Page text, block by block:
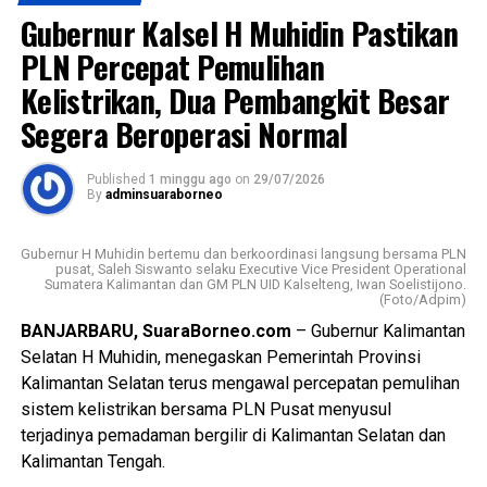
dipilah dengan baik memiliki nilai ekonomi, sehingga dapat
memberi manfaat sekaligus mendukung terciptanya
lingkungan yang lebih bersih, sehat, dan berkelanjutan.
Dalam sambutannya, Gubernur H. Muhidin mengapresiasi
kolaborasi berbagai pihak dalam menyukseskan program
tukar sampah dengan sembako.
dibarengi dengan budaya menjaga kebersihan, dimulai dari
lingkungan masing masing.
“Program tukar sampah dengan sembako harus menjadi
budaya. Kebersihan harus dimulai dari lingkungan masing-
masing.”
Lebih lanjut, Gubernur H. Muhidin juga mendorong
rehabilitasi hutan melalui penanaman tanaman produktif
Gubernur Kalsel H Muhidin Pastikan
PLN Percepat Pemulihan
Kelistrikan, Dua Pembangkit Besar
Segera Beroperasi Normal
Published 1 minggu ago on 29/07/2026
By adminsuaraborneo
Gubernur H Muhidin bertemu dan berkoordinasi langsung bersama PLN
pusat, Saleh Siswanto selaku Executive Vice President Operational
Sumatera Kalimantan dan GM PLN UID Kalselteng, Iwan Soelistijono.
(Foto/Adpim)
BANJARBARU, SuaraBorneo.com – Gubernur Kalimantan
Selatan H Muhidin, menegaskan Pemerintah Provinsi
Kalimantan Selatan terus mengawal percepatan pemulihan
sistem kelistrikan bersama PLN Pusat menyusul
terjadinya pemadaman bergilir di Kalimantan Selatan dan
Kalimantan Tengah.